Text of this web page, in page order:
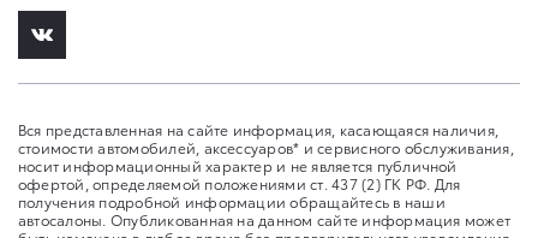
Вся представленная на сайте информация, касающаяся наличия,
стоимости автомобилей, аксессуаров* и сервисного обслуживания,
носит информационный характер и не является публичной
офертой, определяемой положениями ст. 437 (2) ГК РФ. Для
получения подробной информации обращайтесь в наши
автосалоны. Опубликованная на данном сайте информация может